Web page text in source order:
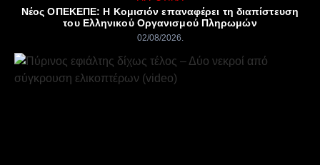
Νέος ΟΠΕΚΕΠΕ: Η Κομισιόν επαναφέρει τη διαπίστευση
του Ελληνικού Οργανισμού Πληρωμών
02/08/2026